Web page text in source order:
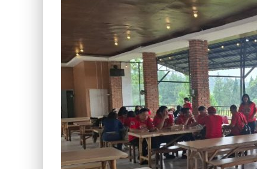
BAKMI PANGSIT AYAM, KULINER